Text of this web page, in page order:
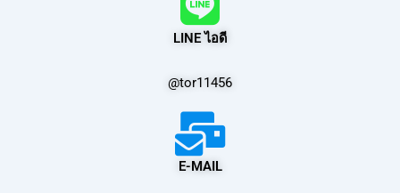
LINE ไอดี
@tor11456
E-MAIL